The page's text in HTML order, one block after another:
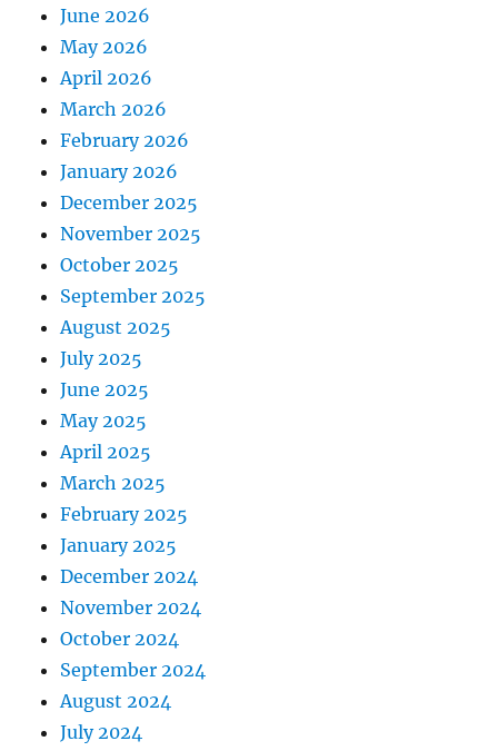
June 2026
May 2026
April 2026
March 2026
February 2026
January 2026
December 2025
November 2025
October 2025
September 2025
August 2025
July 2025
June 2025
May 2025
April 2025
March 2025
February 2025
January 2025
December 2024
November 2024
October 2024
September 2024
August 2024
July 2024